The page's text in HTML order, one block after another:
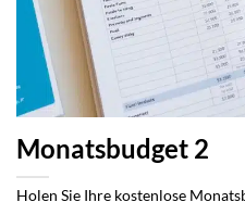
Monatsbudget 2
Holen Sie Ihre kostenlose